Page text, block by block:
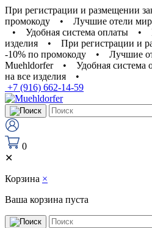
При регистрации и размещении
промокоду
•
Лучшие отели
•
Удобная система оплаты •
изделия
•
При регистрации и
-10% по промокоду
•
Лучшие
Muehldorfer
• Удобная система
на все изделия
•
+7 (916) 662-14-59
0
✕
Корзина ×
Ваша корзина пуста